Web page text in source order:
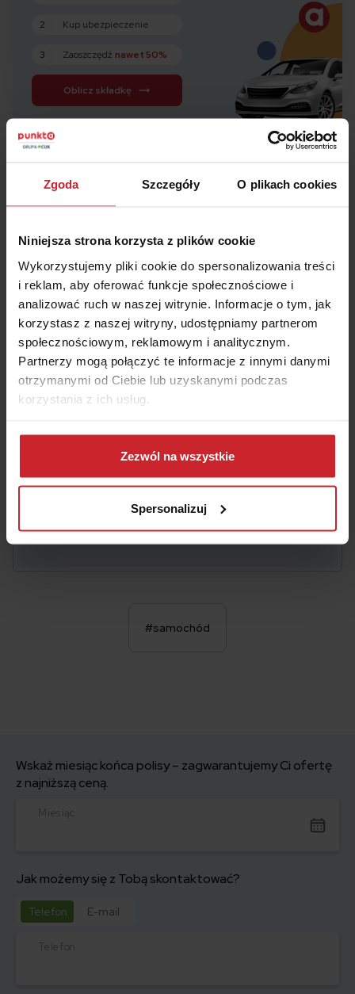
Zgoda Szczegóły O plikach cookies
Niniejsza strona korzysta z plików cookie
Wykorzystujemy pliki cookie do spersonalizowania treści
i reklam, aby oferować funkcje społecznościowe i
analizować ruch w naszej witrynie. Informacje o tym, jak
korzystasz z naszej witryny, udostępniamy partnerom
społecznościowym, reklamowym i analitycznym.
Partnerzy mogą połączyć te informacje z innymi danymi
otrzymanymi od Ciebie lub uzyskanymi podczas
korzystania z ich usług.
Dowiedz się więcej na temat tego, kim jesteśmy, jak
można się z nami skontaktować i w jaki sposób
przetwarzamy dane osobowe w ramachPolityki
Zezwól na wszystkie
Spersonalizuj
2 Kup ubezpieczenie
3 Zaoszczędź nawet 50%
Oblicz składkę
Numer rejestracyjny pojazdu
Data urodzenia właściciela pojazdu
elektroniczną i zawierania umów na odległość oraz
o multiagencie i administratorze danych.
OBLICZ SKŁADKĘ OC/AC
#samochód
Wskaż miesiąc końca polisy – zagwarantujemy Ci ofertę
z najniższą ceną.
Miesiąc
Jak możemy się z Tobą skontaktować?
Telefon E-mail
Telefon